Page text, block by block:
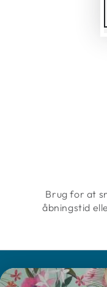
Brug for at
åbningstid